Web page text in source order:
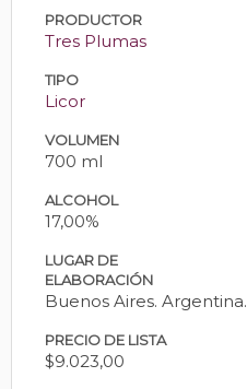
PRODUCTOR
Tres Plumas
TIPO
Licor
VOLUMEN
700 ml
ALCOHOL
17,00%
LUGAR DE
ELABORACIÓN
Buenos Aires. Argentina.
PRECIO DE LISTA
$9.023,00